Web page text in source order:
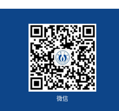
微信